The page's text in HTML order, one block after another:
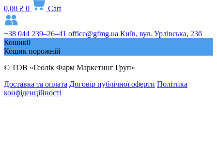
0,00 ₴ 0 Cart
+38 044 239–26–41 office@gfmg.ua Київ, вул. Урлівська, 23б
Кошик0
Кошик порожній
© ТОВ «Геолік Фарм Маркетинг Груп»
Доставка та оплата Договір публічної оферти Політика
конфіденційності